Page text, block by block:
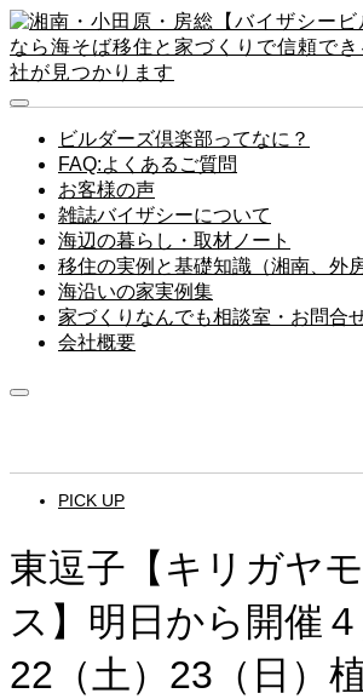
ビルダーズ倶楽部ってなに？
FAQ:よくあるご質問
お客様の声
雑誌バイザシーについて
海辺の暮らし・取材ノート
移住の実例と基礎知識（湘南、外房
海沿いの家実例集
家づくりなんでも相談室・お問合
会社概要
PICK UP
東逗子【キリガヤ
ス】明日から開催
22（土）23（日）